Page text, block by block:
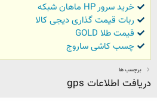
خرید سرور HP ماهان شبکه
ربات قیمت گذاری دیجی کالا
قیمت طلا GOLD
چسب کاشی ساروج
برچسب ها
دریافت اطلاعات gps